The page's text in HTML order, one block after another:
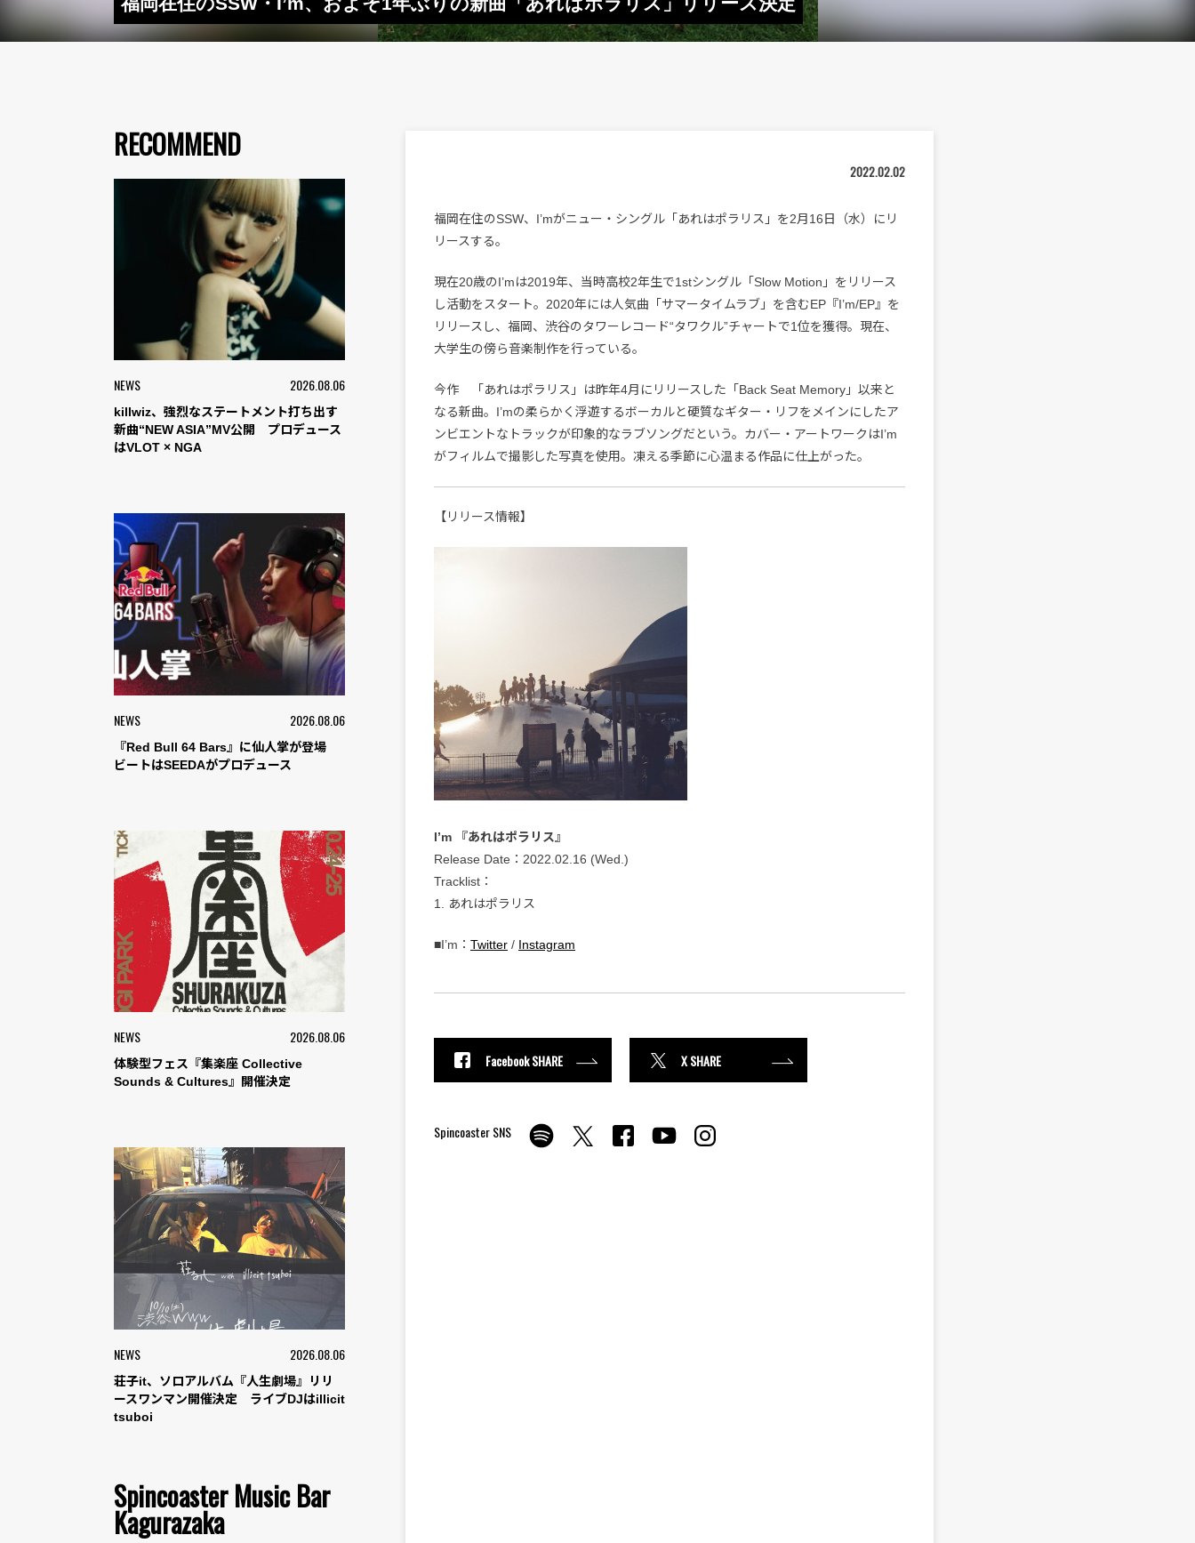
RECOMMEND
NEWS 2026.08.06
killwiz、強烈なステートメント打ち出す
新曲“NEW ASIA”MV公開 プロデュース
はVLOT × NGA
NEWS 2026.08.06
『Red Bull 64 Bars』に仙人掌が登場
ビートはSEEDAがプロデュース
NEWS 2026.08.06
体験型フェス『集楽座 Collective
Sounds & Cultures』開催決定
NEWS 2026.08.06
荘子it、ソロアルバム『人生劇場』リリ
ースワンマン開催決定 ライブDJはillicit
tsuboi
Spincoaster Music Bar
Kagurazaka
2022.02.02
福岡在住のSSW、I’mがニュー・シングル「あれはポラリス」を2月16日（水）にリ
リースする。
現在20歳のI’mは2019年、当時高校2年生で1stシングル「Slow Motion」をリリース
し活動をスタート。2020年には人気曲「サマータイムラブ」を含むEP『I’m/EP』を
リリースし、福岡、渋谷のタワーレコード“タワクル”チャートで1位を獲得。現在、
大学生の傍ら音楽制作を行っている。
今作 「あれはポラリス」は昨年4月にリリースした「Back Seat Memory」以来と
なる新曲。I’mの柔らかく浮遊するボーカルと硬質なギター・リフをメインにしたア
ンビエントなトラックが印象的なラブソングだという。カバー・アートワークはI’m
がフィルムで撮影した写真を使用。凍える季節に心温まる作品に仕上がった。
【リリース情報】
I’m 『あれはポラリス』
Release Date：2022.02.16 (Wed.)
Tracklist：
1. あれはポラリス
■I’m： Twitter / Instagram
Facebook SHARE X SHARE
Spincoaster SNS